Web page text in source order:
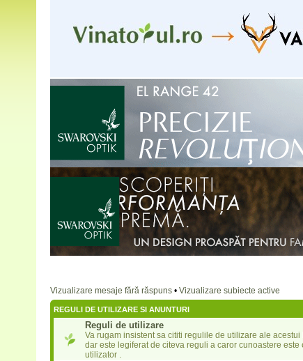
Vizualizare mesaje fără răspuns• Vizualizare subiecte active
REGULI DE UTILIZARE SI ANUNTURI
Reguli de utilizare
Va rugam insistent sa cititi regulile de utilizare ale
dar este legiferat de citeva reguli a caror cunoastere
utilizator .